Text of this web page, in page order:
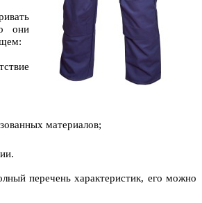
они
материалов;
перечень характеристик, его можно